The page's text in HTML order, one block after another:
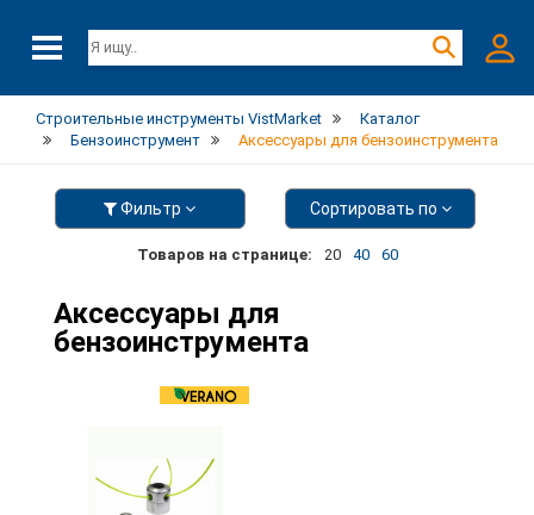
Строительные инструменты VistMarket
Каталог
Бензоинструмент
Аксессуары для бензоинструмента
Фильтр Сортировать по
Товаров на странице: 20 40 60
Аксессуары для
бензоинструмента